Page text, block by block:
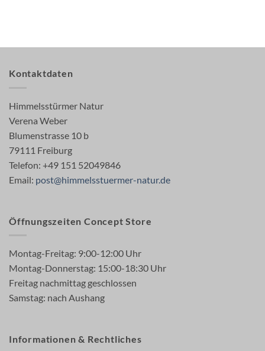
Kontaktdaten
Himmelsstürmer Natur
Verena Weber
Blumenstrasse 10 b
79111 Freiburg
Telefon: +49 151 52049846
Email: post@himmelsstuermer-natur.de
Öffnungszeiten Concept Store
Montag-Freitag: 9:00-12:00 Uhr
Montag-Donnerstag: 15:00-18:30 Uhr
Freitag nachmittag geschlossen
Samstag: nach Aushang
Informationen & Rechtliches